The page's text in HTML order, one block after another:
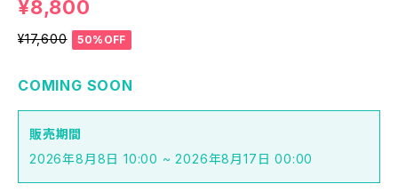
¥8,800
¥17,600 50%OFF
COMING SOON
販売期間
2026年8月8日 10:00 ~ 2026年8月17日 00:00